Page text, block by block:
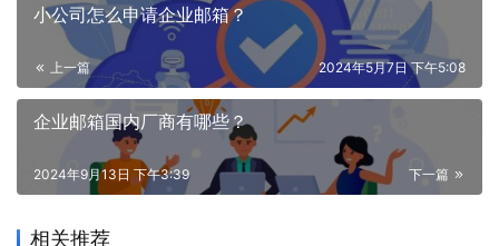
小公司怎么申请企业邮箱？
上一篇 2024年5月7日 下午5:08
企业邮箱国内厂商有哪些？
下一篇
2024年9月13日 下午3:39
相关推荐